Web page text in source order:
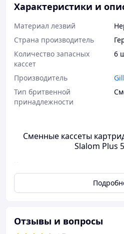
Характеристики и
Материал лезвий
Страна производитель
Количество запасных
кассет
6
Производитель
Тип бритвенной
принадлежности
Сменные кассеты
Slalom Plus
качественных аксессуаров для
сменные кассеты Gillette Slalom
2 хорошо заточенных лезвия из
гель с витамином Е и алоэ, что
скольжение и как итог ―
Отзывы и вопросы